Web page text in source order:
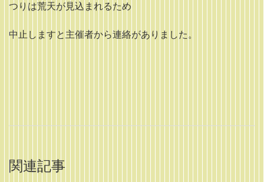
つりは荒天が見込まれるため
中止しますと主催者から連絡がありました。
関連記事